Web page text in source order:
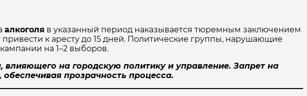
алкоголя в указанный период наказывается тюремным заключением
к аресту до 15 дней. Политические группы, нарушающие
на 1–2 выборов.
на городскую политику и управление. Запрет на
прозрачность процесса.